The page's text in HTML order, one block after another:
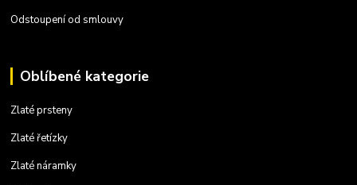
Odstoupení od smlouvy
Oblíbené kategorie
Zlaté prsteny
Zlaté řetízky
Zlaté náramky